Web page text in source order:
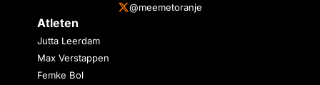
@meemetoranje
Atleten
Jutta Leerdam
Max Verstappen
Femke Bol